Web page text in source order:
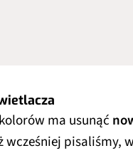
ma usunąć
wcześniej pisaliśmy,